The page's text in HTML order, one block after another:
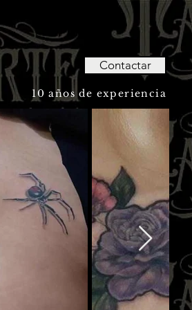
10 años de experiencia
Contactar